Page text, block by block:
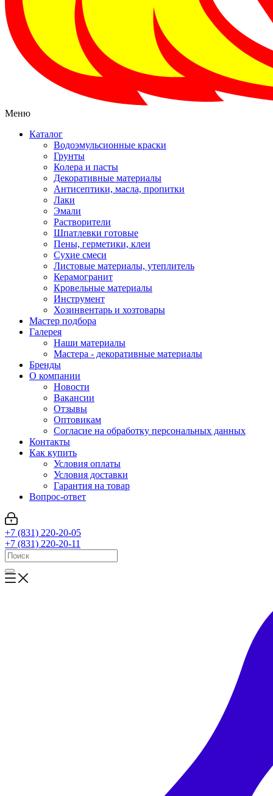
Меню
Каталог
Водоэмульсионные краски
Грунты
Колера и пасты
Декоративные материалы
Антисептики, масла, пропитки
Лаки
Эмали
Растворители
Шпатлевки готовые
Пены, герметики, клеи
Сухие смеси
Листовые материалы, утеплитель
Керамогранит
Кровельные материалы
Инструмент
Хозинвентарь и хозтовары
Мастер подбора
Галерея
Наши материалы
Мастера - декоративные материалы
Бренды
О компании
Новости
Вакансии
Отзывы
Оптовикам
Cогласие на обработку персональных данных
Контакты
Как купить
Условия оплаты
Условия доставки
Гарантия на товар
Вопрос-ответ
+7 (831) 220-20-05
+7 (831) 220-20-11